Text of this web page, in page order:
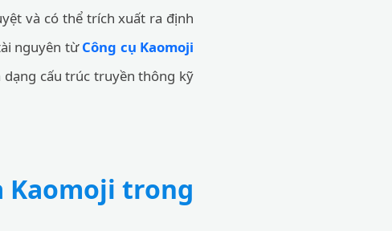
và có thể trích xuất ra định
nguyên từCông cụ Kaomoji
cấu trúc truyền thông kỹ
Kaomoji trong